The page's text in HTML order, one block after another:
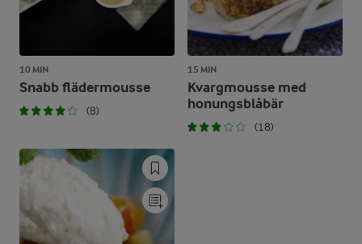
10 MIN
Snabb flädermousse
(8)
15 MIN
Kvargmousse med
honungsblåbär
(18)